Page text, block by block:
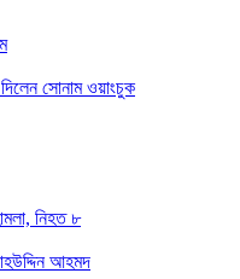
সোনাম ওয়াংচুক
নিহত ৮
আহমদ